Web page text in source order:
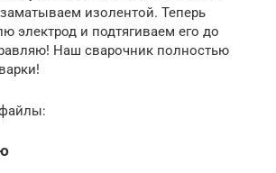
изолентой. Теперь
электрод и подтягиваем его до
Наш сварочник полностью